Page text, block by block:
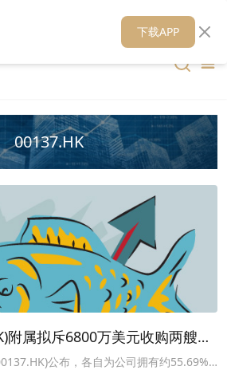
财华媒体矩阵 财华智库
00137.HK
附属拟斥6800万美元收购两艘船
公布，各自为公司拥有约55.69%
下载APP